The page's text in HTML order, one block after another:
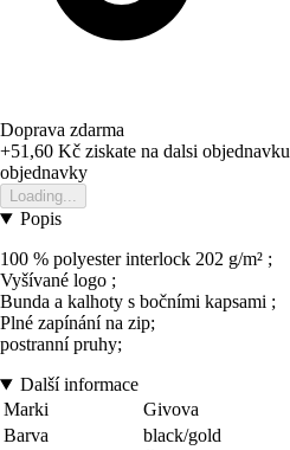
Doprava zdarma
+51,60 Kč ziskate na dalsi objednavku
objednavky
Loading...
Popis
100 % polyester interlock 202 g/m² ;
Vyšívané logo ;
Bunda a kalhoty s bočními kapsami ;
Plné zapínání na zip;
postranní pruhy;
Další informace
Marki
Givova
Barva
black/gold